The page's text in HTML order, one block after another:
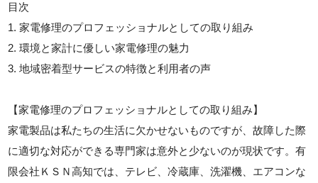
目次
1. 家電修理のプロフェッショナルとしての取り組み
2. 環境と家計に優しい家電修理の魅力
3. 地域密着型サービスの特徴と利用者の声
【家電修理のプロフェッショナルとしての取り組み】
家電製品は私たちの生活に欠かせないものですが、故障した際
に適切な対応ができる専門家は意外と少ないのが現状です。有
限会社ＫＳＮ高知では、テレビ、冷蔵庫、洗濯機、エアコンな